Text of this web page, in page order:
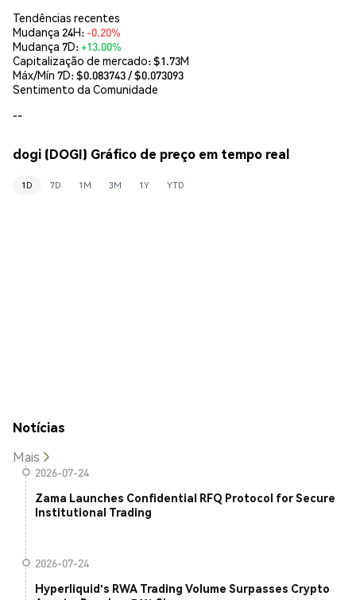
Tendências recentes
Mudança 24H: -0.20%
Mudança 7D:+13.00%
Capitalização de mercado:$1.73M
Máx/Mín 7D: $0.083743/ $0.073093
Sentimento da Comunidade
--
dogi (DOGI) Gráfico de preço em tempo real
1D 7D 1M 3M 1Y YTD
Notícias
Mais
2026-07-24
Zama Launches Confidential RFQ Protocol for Secure
Institutional Trading
2026-07-24
Hyperliquid's RWA Trading Volume Surpasses Crypto